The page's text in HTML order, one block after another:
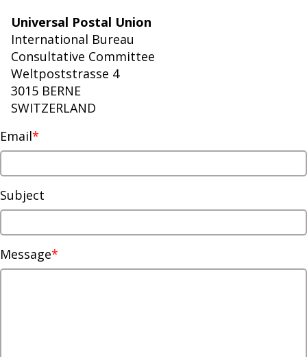
Universal Postal Union
International Bureau
Consultative Committee
Weltpoststrasse 4
3015 BERNE
SWITZERLAND
Email
Subject
Message